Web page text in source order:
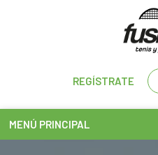
REGÍSTRATE
MENÚ PRINCIPAL